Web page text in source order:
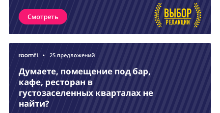
Смотреть
• 25 предложений
Думаете, помещение под бар,
кафе, ресторан в
густозаселенных кварталах не
найти?